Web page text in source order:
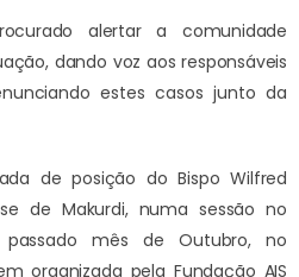
alertar a comunidade
dando voz aos responsáveis
estes casos junto da
de posição do Bispo Wilfred
de Makurdi, numa sessão no
passado mês de Outubro, no
organizada pela Fundação AIS